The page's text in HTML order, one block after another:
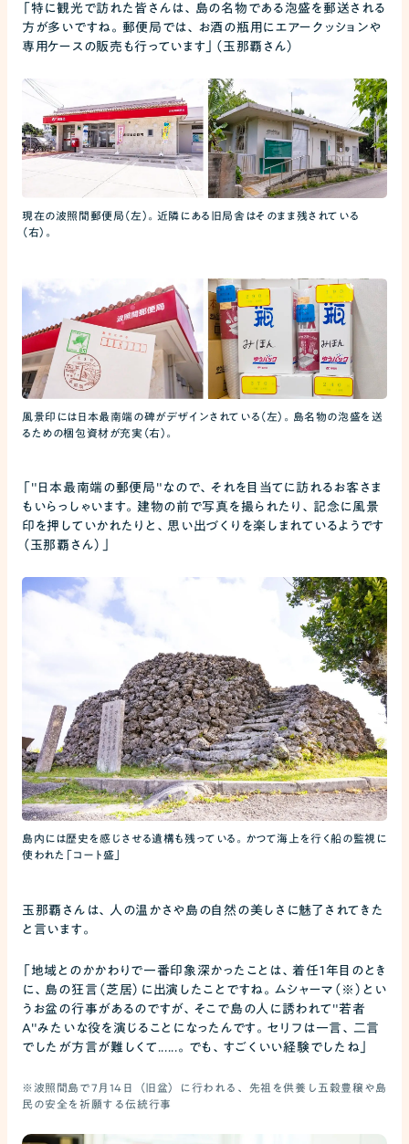
「特に観光で訪れた皆さんは、島の名物である泡盛を郵送される
方が多いですね。郵便局では、お酒の瓶用にエアークッションや
専用ケースの販売も行っています」（玉那覇さん）
現在の波照間郵便局（左）。近隣にある旧局舎はそのまま残されている
（右）。
風景印には日本最南端の碑がデザインされている（左）。島名物の泡盛を送
るための梱包資材が充実（右）。
「"日本最南端の郵便局"なので、それを目当てに訪れるお客さま
もいらっしゃいます。建物の前で写真を撮られたり、記念に風景
印を押していかれたりと、思い出づくりを楽しまれているようです
（玉那覇さん）」
島内には歴史を感じさせる遺構も残っている。かつて海上を行く船の監視に
使われた「コート盛」
玉那覇さんは、人の温かさや島の自然の美しさに魅了されてきた
と言います。
「地域とのかかわりで一番印象深かったことは、着任1年目のとき
に、島の狂言（芝居）に出演したことですね。ムシャーマ（※）とい
うお盆の行事があるのですが、そこで島の人に誘われて"若者
A"みたいな役を演じることになったんです。セリフは一言、二言
でしたが方言が難しくて......。でも、すごくいい経験でしたね」
※波照間島で7月14日（旧盆）に行われる、先祖を供養し五穀豊穣や島
民の安全を祈願する伝統行事